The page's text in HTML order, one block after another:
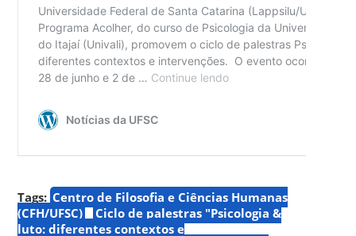
Tags: Centro de Filosofia e Ciências Humanas
(CFH/UFSC)
Ciclo de palestras "Psicologia &
luto: diferentes contextos e